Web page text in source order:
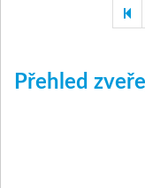
Přehled